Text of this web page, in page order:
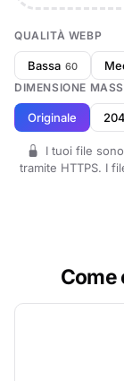
QUALITÀ WEBP
Bassa 60
DIMENSIONE
Originale
I tuoi file
tramite HTTPS. I
Come